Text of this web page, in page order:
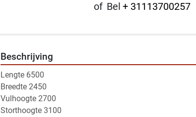
of Bel + 31113700257
Beschrijving
Lengte 6500
Breedte 2450
Vulhoogte 2700
Storthoogte 3100